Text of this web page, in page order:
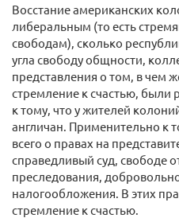
Восстание американских
либеральным (то есть
свободам), сколько
угла свободу общности,
представления о том, в чем
стремление к счастью, были
к тому, что у жителей
англичан. Применительно к
всего о правах на
справедливый суд, свободе
преследования,
налогообложения. В этих
стремление к счастью.